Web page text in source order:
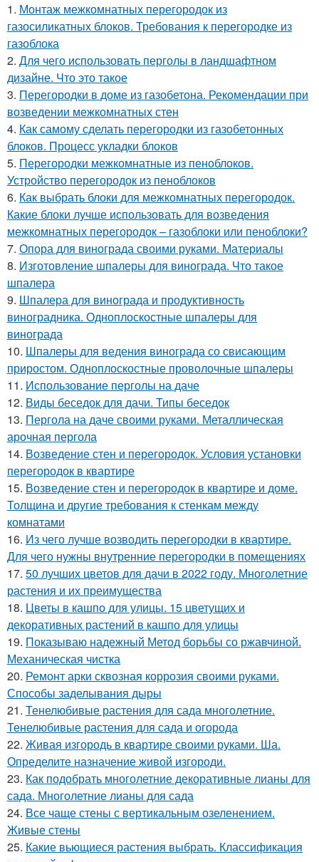
1. Монтаж межкомнатных перегородок из
газосиликатных блоков. Требования к перегородке из
газоблока
2. Для чего использовать перголы в ландшафтном
дизайне. Что это такое
3. Перегородки в доме из газобетона. Рекомендации при
возведении межкомнатных стен
4. Как самому сделать перегородки из газобетонных
блоков. Процесс укладки блоков
5. Перегородки межкомнатные из пеноблоков.
Устройство перегородок из пеноблоков
6. Как выбрать блоки для межкомнатных перегородок.
Какие блоки лучше использовать для возведения
межкомнатных перегородок – газоблоки или пеноблоки?
7. Опора для винограда своими руками. Материалы
8. Изготовление шпалеры для винограда. Что такое
шпалера
9. Шпалера для винограда и продуктивность
виноградника. Одноплоскостные шпалеры для
винограда
10. Шпалеры для ведения винограда со свисающим
приростом. Одноплоскостные проволочные шпалеры
11. Использование перголы на даче
12. Виды беседок для дачи. Типы беседок
13. Пергола на даче своими руками. Металлическая
арочная пергола
14. Возведение стен и перегородок. Условия установки
перегородок в квартире
15. Возведение стен и перегородок в квартире и доме.
Толщина и другие требования к стенкам между
комнатами
16. Из чего лучше возводить перегородки в квартире.
Для чего нужны внутренние перегородки в помещениях
17. 50 лучших цветов для дачи в 2022 году. Многолетние
растения и их преимущества
18. Цветы в кашпо для улицы. 15 цветущих и
декоративных растений в кашпо для улицы
19. Показываю надежный Метод борьбы со ржавчиной.
Механическая чистка
20. Ремонт арки сквозная коррозия своими руками.
Способы заделывания дыры
21. Тенелюбивые растения для сада многолетние.
Тенелюбивые растения для сада и огорода
22. Живая изгородь в квартире своими руками. Ша.
Определите назначение живой изгороди.
23. Как подобрать многолетние декоративные лианы для
сада. Многолетние лианы для сада
24. Все чаще стены с вертикальным озеленением.
Живые стены
25. Какие вьющиеся растения выбрать. Классификация